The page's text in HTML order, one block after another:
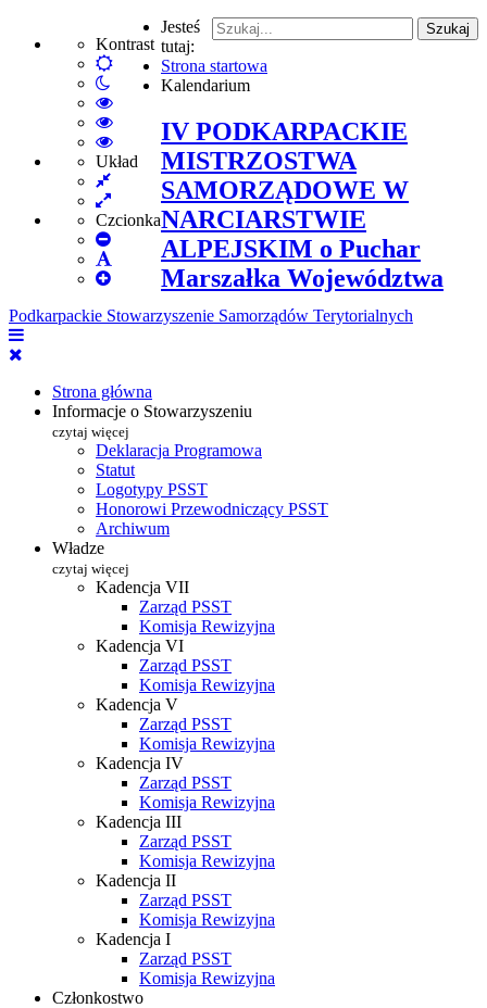
Kontrast
Default
mode
Włącz
tryb
nocny
High
Contrast
Black
White
High
Contrast
Black
High
Contrast
mode
Układ
Fixed
layout
Wide
layout
Czcionka
Set
Smaller
Font
Set
Font
Szukaj
Podkarpackie Stowarzyszenie Samorządów Terytorialnych
Strona główna
Informacje o Stowarzyszeniu
czytaj więcej
Deklaracja Programowa
Statut
Logotypy PSST
Honorowi Przewodniczący PSST
Archiwum
Władze
czytaj więcej
Kadencja VII
Zarząd PSST
Komisja Rewizyjna
Kadencja VI
Zarząd PSST
Komisja Rewizyjna
Kadencja V
Zarząd PSST
Komisja Rewizyjna
Kadencja IV
Zarząd PSST
Komisja Rewizyjna
Kadencja III
Zarząd PSST
Komisja Rewizyjna
Kadencja II
Zarząd PSST
Komisja Rewizyjna
Kadencja I
Zarząd PSST
Komisja Rewizyjna
Członkostwo
Jesteś
tutaj:
Strona startowa
Kalendarium
IV PODKARPACKIE
MISTRZOSTWA
SAMORZĄDOWE W
NARCIARSTWIE
ALPEJSKIM o Puchar
Marszałka Województwa